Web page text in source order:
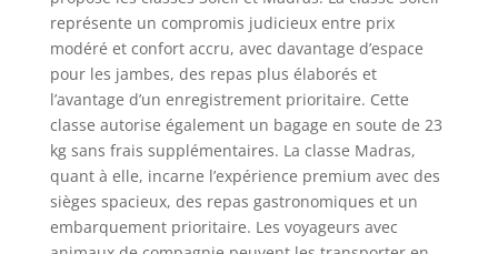
représente un compromis judicieux entre prix
modéré et confort accru, avec davantage d’espace
pour les jambes, des repas plus élaborés et
l’avantage d’un enregistrement prioritaire. Cette
classe autorise également un bagage en soute de 23
kg sans frais supplémentaires. La classe Madras,
quant à elle, incarne l’expérience premium avec des
sièges spacieux, des repas gastronomiques et un
embarquement prioritaire. Les voyageurs avec